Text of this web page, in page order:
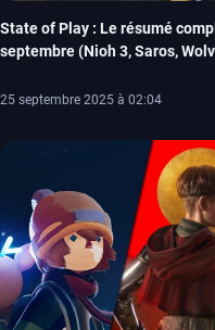
State of Play : Le résumé
septembre (Nioh 3, Saros,
25 septembre 2025 à 02:04